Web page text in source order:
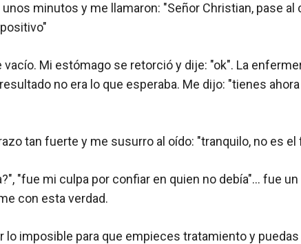
minutos y me llamaron: "Señor Christian, pase al
Mi estómago se retorció y dije: "ok". La
no era lo que esperaba. Me dijo: "tienes
tan fuerte y me susurro al oído: "tranquilo, no es el
"fue mi culpa por confiar en quien no debía"… fue
con esta verdad.
imposible para que empieces tratamiento y puedas